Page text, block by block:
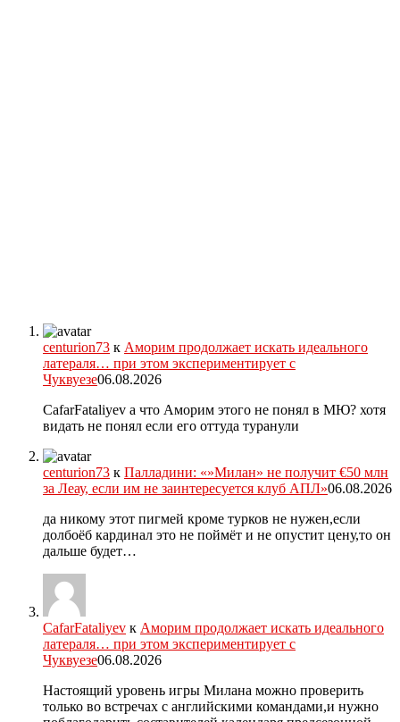
centurion73 к Аморим продолжает искать идеального
латераля… при этом экспериментирует с
Чуквуезе06.08.2026
CafarFataliyev а что Аморим этого не понял в МЮ? хотя
видать не понял если его оттуда туранули
centurion73 к Палладини: «»Милан» не получит €50 млн
за Леау, если им не заинтересуется клуб АПЛ»06.08.2026
да никому этот пигмей кроме турков не нужен,если
долбоёб кардинал это не поймёт и не опустит цену,то он
дальше будет…
CafarFataliyev к Аморим продолжает искать идеального
латераля… при этом экспериментирует с
Чуквуезе06.08.2026
Настоящий уровень игры Милана можно проверить
только во встречах с английскими командами,и нужно